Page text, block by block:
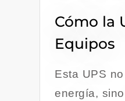
Cómo la
Equipos
Esta UPS
energía,